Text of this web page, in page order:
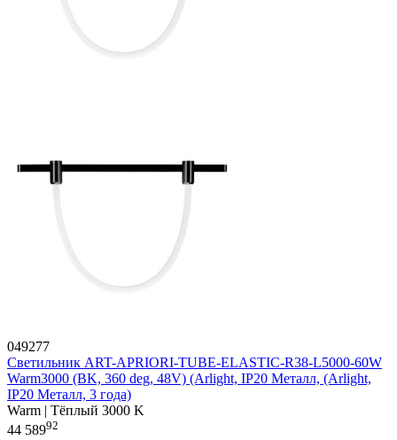
049277
Светильник ART-APRIORI-TUBE-ELASTIC-R38-L5000-60W
Warm3000 (BK, 360 deg, 48V) (Arlight, IP20 Металл, (Arlight,
IP20 Металл, 3 года)
Warm | Тёплый 3000 K
44 58992